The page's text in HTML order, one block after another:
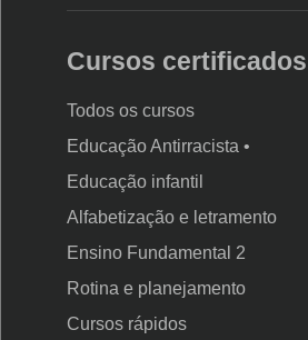
Cursos certificados
Todos os cursos
Educação Antirracista •
Educação infantil
Alfabetização e letramento
Ensino Fundamental 2
Rotina e planejamento
Cursos rápidos